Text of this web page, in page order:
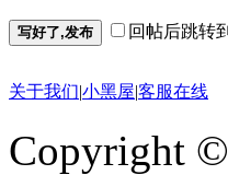
写好了,发布 回帖后跳转
关于我们|小黑屋|客服在线
Copyright